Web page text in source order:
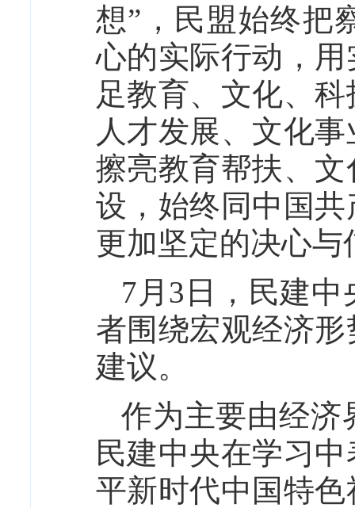
想”，民盟始终把
心的实际行动，
足教育、文化、
人才发展、文化
擦亮教育帮扶、
设，始终同中国
更加坚定的决心
7月3日，民建
者围绕宏观经济
建议。
作为主要由经济
民建中央在学习
平新时代中国特